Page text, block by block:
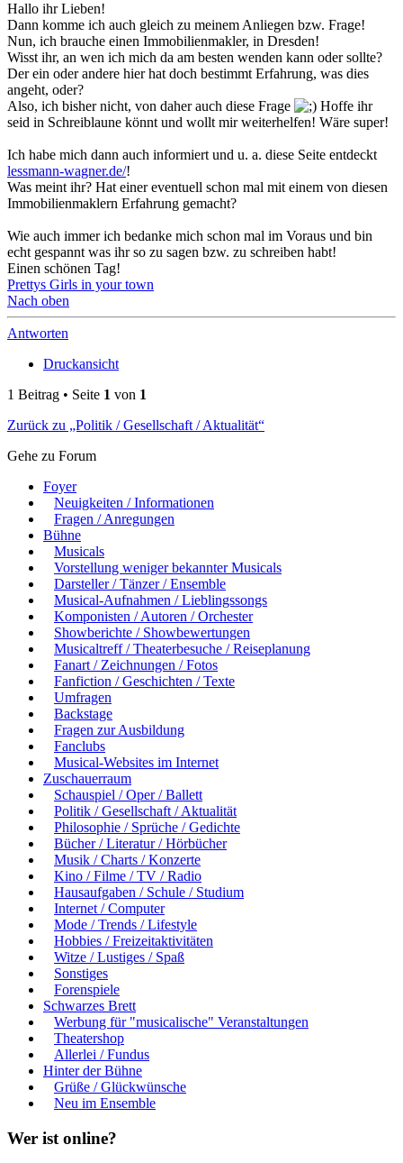
Hallo ihr Lieben!
Dann komme ich auch gleich zu meinem Anliegen bzw. Frage!
Nun, ich brauche einen Immobilienmakler, in Dresden!
Wisst ihr, an wen ich mich da am besten wenden kann oder sollte?
Der ein oder andere hier hat doch bestimmt Erfahrung, was dies
angeht, oder?
Also, ich bisher nicht, von daher auch diese Frage
Hoffe ihr
seid in Schreiblaune könnt und wollt mir weiterhelfen! Wäre super!
Ich habe mich dann auch informiert und u. a. diese Seite entdeckt
lessmann-wagner.de/!
Was meint ihr? Hat einer eventuell schon mal mit einem von diesen
Immobilienmaklern Erfahrung gemacht?
Wie auch immer ich bedanke mich schon mal im Voraus und bin
echt gespannt was ihr so zu sagen bzw. zu schreiben habt!
Einen schönen Tag!
Prettys Girls in your town
Nach oben
Antworten
Druckansicht
1 Beitrag • Seite 1 von 1
Zurück zu „Politik / Gesellschaft / Aktualität“
Gehe zu Forum
Foyer
Neuigkeiten / Informationen
Fragen / Anregungen
Bühne
Musicals
Vorstellung weniger bekannter Musicals
Darsteller / Tänzer / Ensemble
Musical-Aufnahmen / Lieblingssongs
Komponisten / Autoren / Orchester
Showberichte / Showbewertungen
Musicaltreff / Theaterbesuche / Reiseplanung
Fanart / Zeichnungen / Fotos
Fanfiction / Geschichten / Texte
Umfragen
Backstage
Fragen zur Ausbildung
Fanclubs
Musical-Websites im Internet
Zuschauerraum
Schauspiel / Oper / Ballett
Politik / Gesellschaft / Aktualität
Philosophie / Sprüche / Gedichte
Bücher / Literatur / Hörbücher
Musik / Charts / Konzerte
Kino / Filme / TV / Radio
Hausaufgaben / Schule / Studium
Internet / Computer
Mode / Trends / Lifestyle
Hobbies / Freizeitaktivitäten
Witze / Lustiges / Spaß
Sonstiges
Forenspiele
Schwarzes Brett
Werbung für "musicalische" Veranstaltungen
Theatershop
Allerlei / Fundus
Hinter der Bühne
Grüße / Glückwünsche
Neu im Ensemble
Wer ist online?